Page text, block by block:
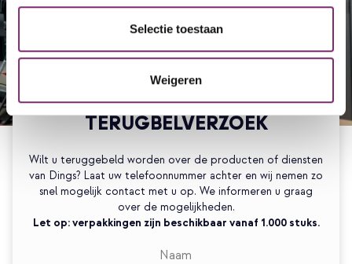
Selectie toestaan
Weigeren
TERUGBELVERZOEK
Wilt u teruggebeld worden over de producten of diensten
van Dings? Laat uw telefoonnummer achter en wij nemen zo
snel mogelijk contact met u op. We informeren u graag
over de mogelijkheden.
Let op: verpakkingen zijn beschikbaar vanaf 1.000 stuks.
Naam